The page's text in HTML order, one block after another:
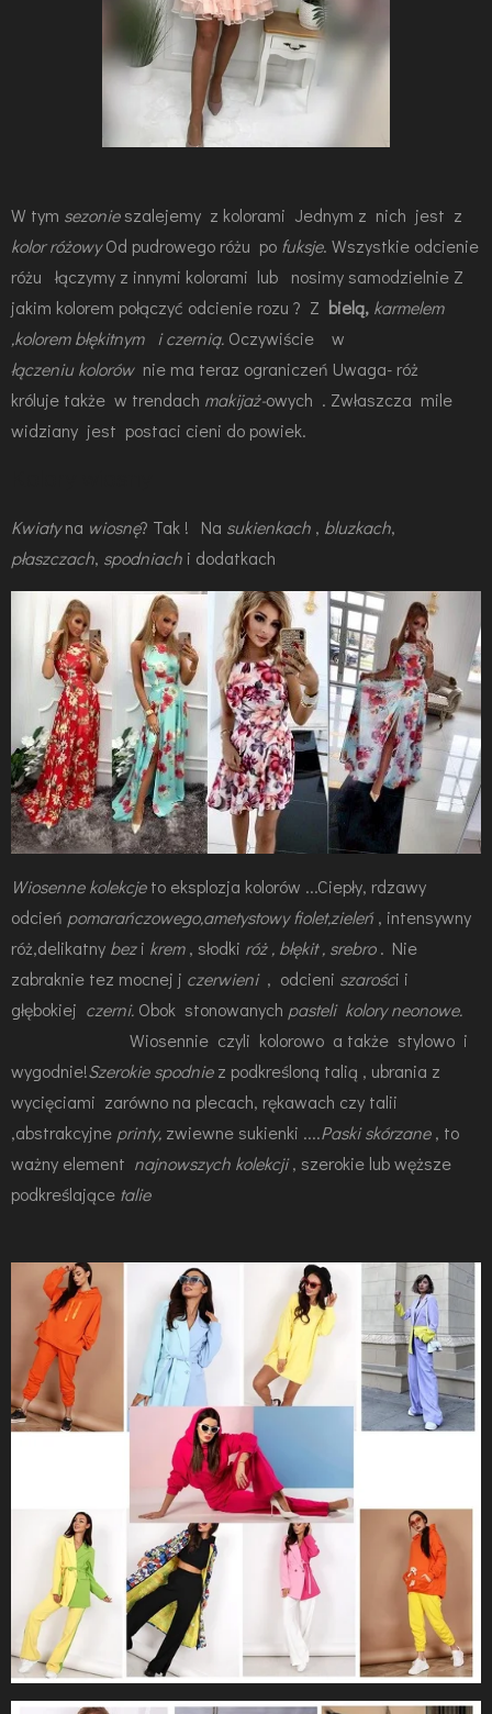
W tym sezonieszalejemy z kolorami Jednym z nich jest z
kolor różowyOd pudrowego różu po fuksje. Wszystkie odcienie
różu łączymy z innymi kolorami lub nosimy samodzielnie Z
jakim kolorem połączyć odcienie rozu ? Z bielą, karmelem
,kolorem błękitnym i czernią. Oczywiście w
łączeniu kolorównie ma teraz ograniczeń Uwaga- róż
króluje także w trendach makijaż-owych . Zwłaszcza mile
widziany jest postaci cieni do powiek.
Kwiatyna wiosnę? Tak ! Na sukienkach , bluzkach,
płaszczach, spodniach i dodatkach
Wiosenne kolekcjeto eksplozja kolorów ...Ciepły, rdzawy
odcień pomarańczowego,ametystowy fiolet,zieleń, intensywny
róż,delikatny bezi krem, słodki róż , błękit , srebro. Nie
zabraknie tez mocnej j czerwieni , odcieni szarości i
głębokiej czerni. Obok stonowanych pasteli kolory neonowe.
Wiosennie czyli kolorowo a także stylowo i
wygodnie!Szerokie spodniez podkreśloną talią , ubrania z
wycięciami zarówno na plecach, rękawach czy talii
,abstrakcyjne printy, zwiewne sukienki ....Paski skórzane, to
ważny element najnowszych kolekcji, szerokie lub węższe
podkreślające talie